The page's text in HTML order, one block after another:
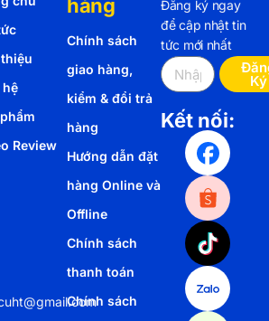
hệ
Review
hàng
Chính sách
giao hàng,
kiểm & đổi trả
hàng
Hướng dẫn đặt
hàng Online và
Offline
Chính sách
thanh toán
Chính sách
Đăng ký ngay
để cập nhật tin
tức mới nhất
Ký
Kết nối: